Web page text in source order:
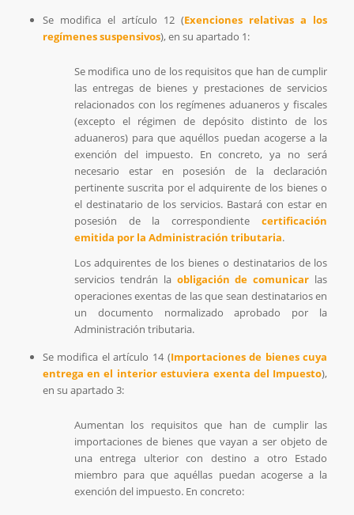
Se modifica el artículo 12 (Exenciones relativas a los
regímenes suspensivos), en su apartado 1:
Se modifica uno de los requisitos que han de cumplir
las entregas de bienes y prestaciones de servicios
relacionados con los regímenes aduaneros y fiscales
(excepto el régimen de depósito distinto de los
aduaneros) para que aquéllos puedan acogerse a la
exención del impuesto. En concreto, ya no será
necesario estar en posesión de la declaración
pertinente suscrita por el adquirente de los bienes o
el destinatario de los servicios. Bastará con estar en
posesión de la correspondientecertificación
emitida por la Administración tributaria.
Los adquirentes de los bienes o destinatarios de los
servicios tendrán la obligación de comunicar las
operaciones exentas de las que sean destinatarios en
un documento normalizado aprobado por la
Administración tributaria.
Se modifica el artículo 14 (Importaciones de bienes cuya
entrega en el interior estuviera exenta del Impuesto),
en su apartado 3:
Aumentan los requisitos que han de cumplir las
importaciones de bienes que vayan a ser objeto de
una entrega ulterior con destino a otro Estado
miembro para que aquéllas puedan acogerse a la
exención del impuesto. En concreto: